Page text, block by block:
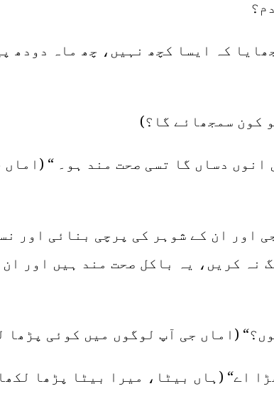
کہ ایسا کچھ نہیں، چھ ماہ دودھ
کون سمجھائے گا؟)
دساں گا تسی صحت مند ہو۔ “
اور ان کے شوہر کی پرچی بنائی اور
نہ کریں، یہ باکل صحت مند ہیں اور
(اماں جی آپ لوگوں میں کوئی پڑھا
اے“ (ہاں بیٹا، میرا بیٹا پڑھا